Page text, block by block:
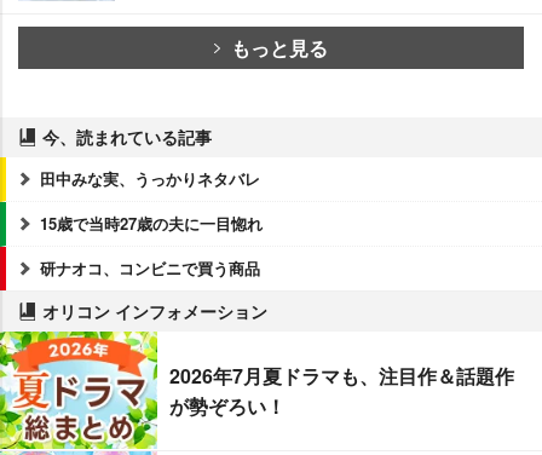
もっと見る
今、読まれている記事
田中みな実、うっかりネタバレ
15歳で当時27歳の夫に一目惚れ
研ナオコ、コンビニで買う商品
オリコン インフォメーション
2026年7月夏ドラマも、注目作＆話題作
が勢ぞろい！